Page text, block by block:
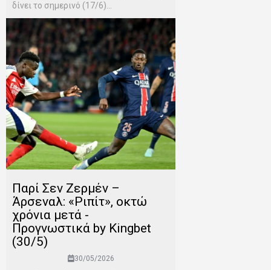
δίνει το σημερινό (17/6)...
Παρί Σεν Ζερμέν –
Άρσεναλ: «Ριπίτ», οκτώ
χρόνια μετά -
Προγνωστικά by Kingbet
(30/5)
30/05/2026